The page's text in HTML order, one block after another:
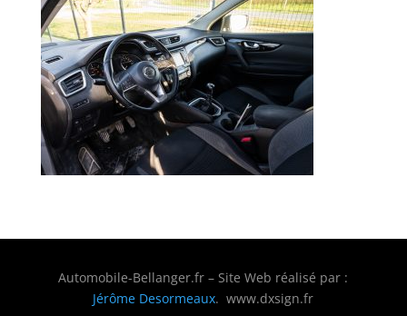
Automobile-Bellanger.fr – Site Web réalisé par :
Jérôme Desormeaux. www.dxsign.fr